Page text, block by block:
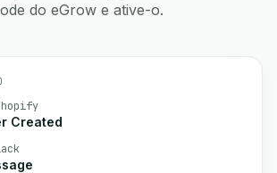
do eGrow e ative-o.
Created